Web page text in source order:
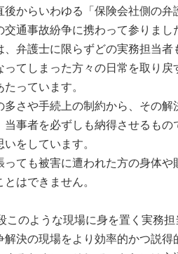
後からいわゆる「保険会社側の弁
通事故紛争に携わって参りまし
弁護士に限らずどの実務担当者
てしまった方々の日常を取り戻
っています。
多さや手続上の制約から、その解
当事者を必ずしも納得させるもの
をしています。
っても被害に遭われた方の身体や
はできません。
このような現場に身を置く実務担
解決の現場をより効率的かつ説得